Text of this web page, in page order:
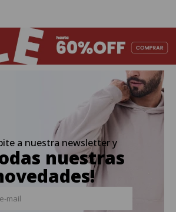
a nuestra newsletter y
nuestras